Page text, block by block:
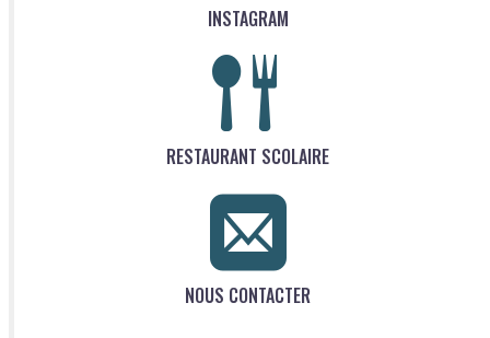
INSTAGRAM
RESTAURANT SCOLAIRE
NOUS CONTACTER